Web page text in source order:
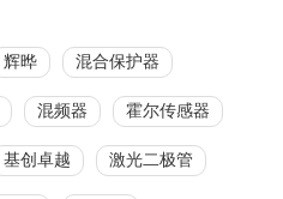
辉晔 混合保护器
混频器 霍尔传感器
基创卓越 激光二极管